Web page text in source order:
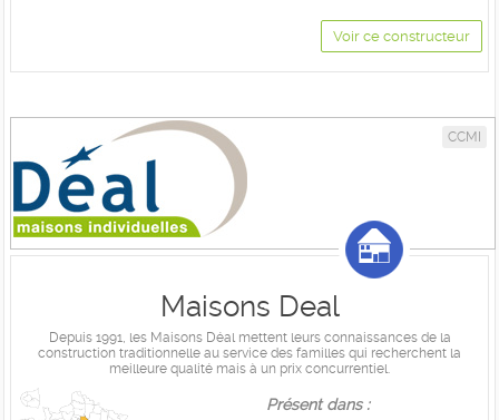
Voir ce constructeur
CCMI
Maisons Deal
Depuis 1991, les Maisons Déal mettent leurs connaissances de la
construction traditionnelle au service des familles qui recherchent la
meilleure qualité mais à un prix concurrentiel.
Présent dans :